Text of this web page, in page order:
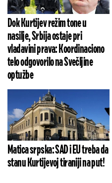
Dok Kurtijev režim tone u
nasilje, Srbija ostaje pri
vladavini prava: Koordinaciono
telo odgovorilo na Svečljine
optužbe
Matica srpska: SAD i EU treba da
stanu Kurtijevoj tiraniji na put!